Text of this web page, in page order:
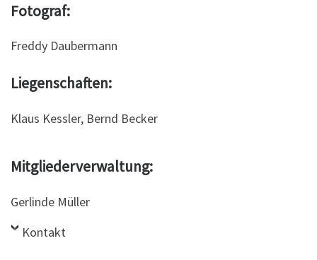
Fotograf:
Freddy Daubermann
Liegenschaften:
Klaus Kessler, Bernd Becker
Mitgliederverwaltung:
Gerlinde Müller
Kontakt